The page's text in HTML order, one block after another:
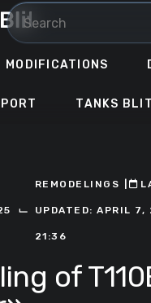
MODIFICATIONS
TANKS
⌙
REMODELINGS
UPDATED: APRIL
21:36
of